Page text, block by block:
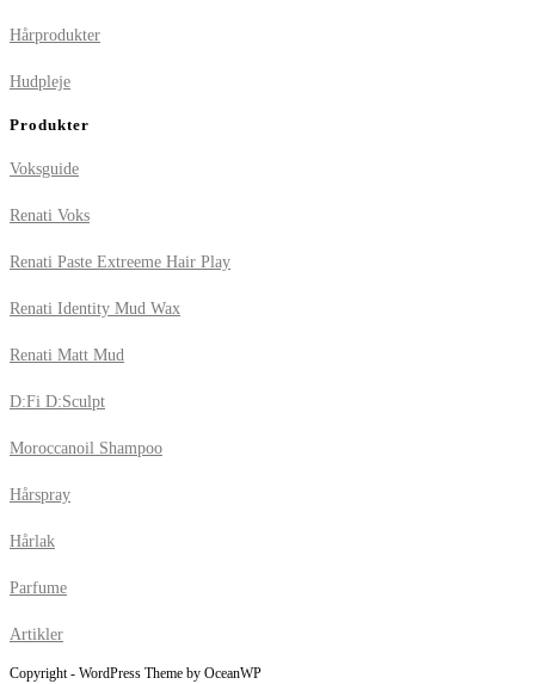
Hårprodukter
Hudpleje
Produkter
Voksguide
Renati Voks
Renati Paste Extreeme Hair Play
Renati Identity Mud Wax
Renati Matt Mud
D:Fi D:Sculpt
Moroccanoil Shampoo
Hårspray
Hårlak
Parfume
Artikler
Copyright - WordPress Theme by OceanWP